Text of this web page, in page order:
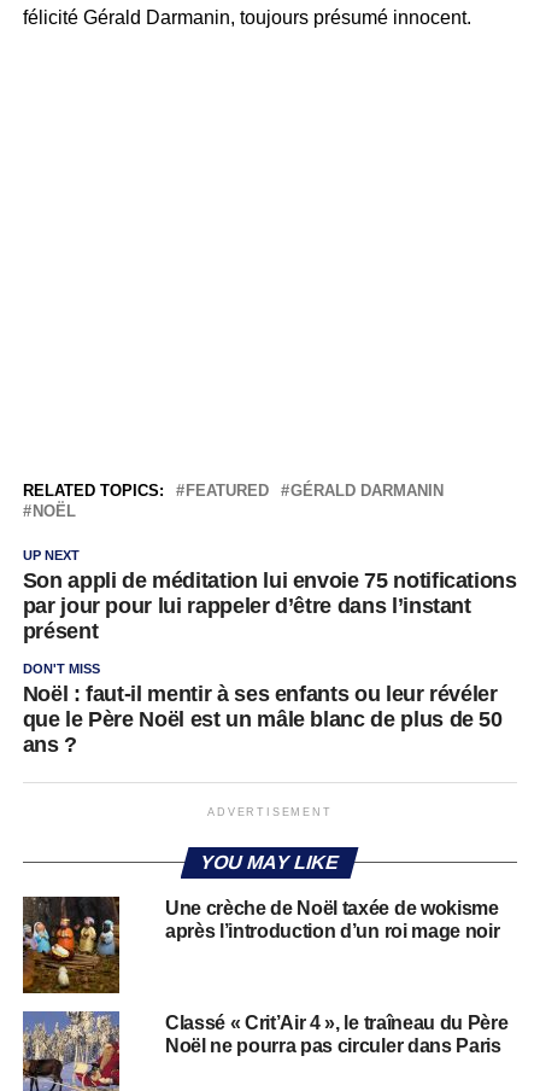
félicité Gérald Darmanin, toujours présumé innocent.
RELATED TOPICS: FEATURED
GÉRALD DARMANIN
NOËL
UP NEXT
Son appli de méditation lui envoie 75 notifications
par jour pour lui rappeler d’être dans l’instant
présent
DON'T MISS
Noël : faut-il mentir à ses enfants ou leur révéler
que le Père Noël est un mâle blanc de plus de 50
ans ?
ADVERTISEMENT
YOU MAY LIKE
Une crèche de Noël taxée de wokisme
après l’introduction d’un roi mage noir
Classé « Crit’Air 4 », le traîneau du Père
Noël ne pourra pas circuler dans Paris